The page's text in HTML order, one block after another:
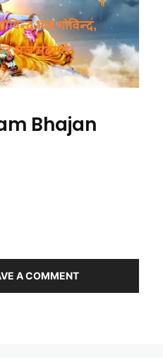
Bhajan
A COMMENT